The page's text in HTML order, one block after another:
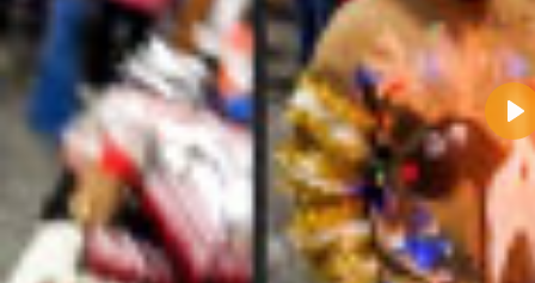
Name:
E-Mail-Adresse (optional):
Kommentar: